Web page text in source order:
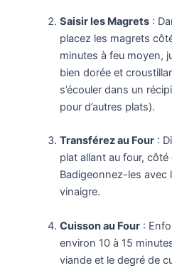
Saisir les Magrets:
placez les magrets
minutes à feu moyen,
bien dorée et
s’écouler dans un
pour d’autres plats).
Transférez au Four:
plat allant au four,
Badigeonnez-les avec
vinaigre.
Cuisson au Four:
environ 10 à 15
viande et le degré de